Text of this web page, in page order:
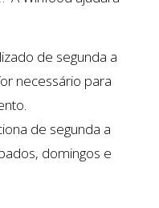
de segunda a
necessário para
de segunda a
domingos e